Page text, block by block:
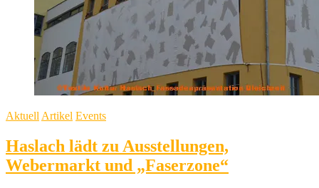
Aktuell Artikel Events
Haslach lädt zu Ausstellungen,
Webermarkt und „Faserzone“